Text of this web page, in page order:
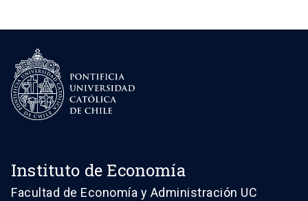
Instituto de Economía
Facultad de Economía y Administración UC